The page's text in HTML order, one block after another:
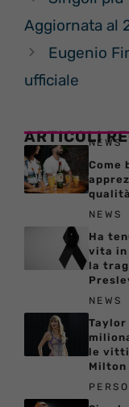
Aggiornata al
Eugenio
ufficiale
ARTICOLINEWS
Come
NEWS
Ha
vita in
la
NEWS
Taylor
le
Milton